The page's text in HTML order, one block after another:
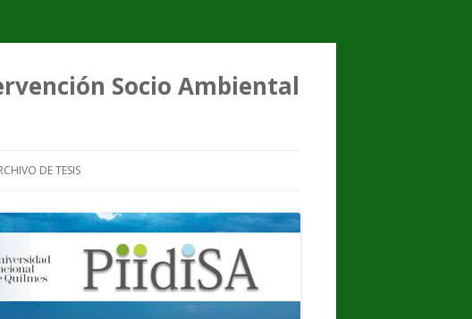
Socio Ambiental
DE TESIS
CARTONERO
TESIS DE MAESTRÍA
TESIS DE DOCTORADO